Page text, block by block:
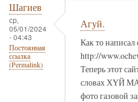
Шагиев
ср,
05/01/2024
- 04:43
Постоянная
ссылка
(Permalink)
Агуй.
Как то написал
http://
Теперь этот
словах ХҮЙ
фото газовой